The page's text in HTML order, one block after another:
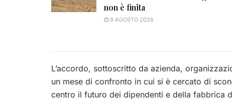
non è finita
8 AGOSTO 2026
L’accordo, sottoscritto da azienda,
un mese di confronto in cui si è cercato di
centro il futuro dei dipendenti e della fabbrica